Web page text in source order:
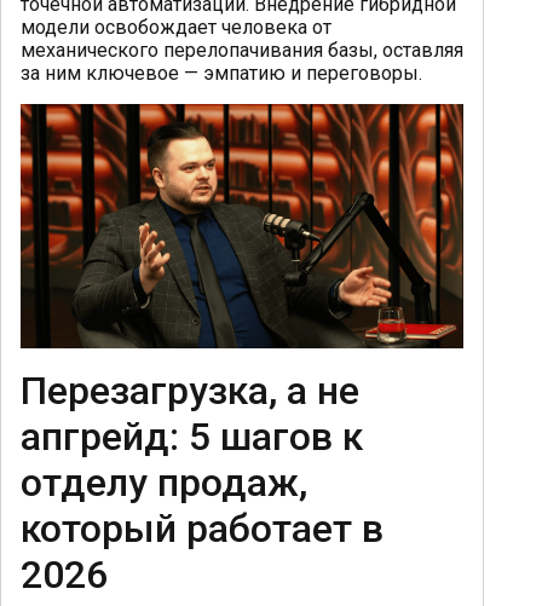
модели освобождает человека от
механического перелопачивания базы, оставляя
за ним ключевое — эмпатию и переговоры.
Перезагрузка, а не
апгрейд: 5 шагов к
отделу продаж,
который работает в
2026